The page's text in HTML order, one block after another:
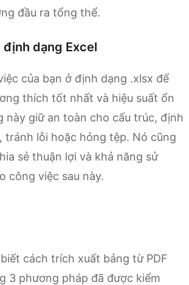
đầu ra tổng thể.
dạng Excel
của bạn ở định dạng .xlsx để
thích tốt nhất và hiệu suất ổn
này giữ an toàn cho cấu trúc, định
tránh lỗi hoặc hỏng tệp. Nó cũng
sẻ thuận lợi và khả năng sử
công việc sau này.
cách trích xuất bảng từ PDF
3 phương pháp đã được kiểm